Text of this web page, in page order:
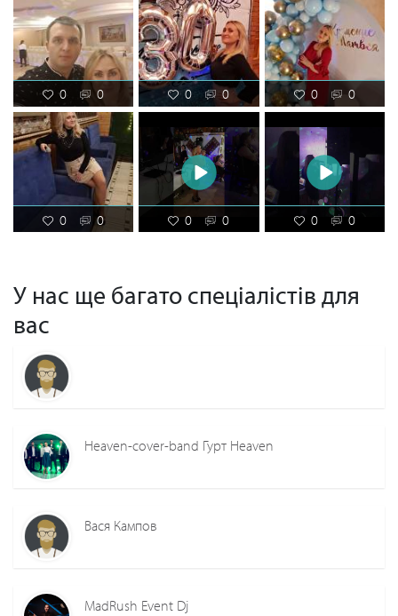
0 0 0 0 0 0
0 0 0 0 0 0
У нас ще багато спеціалістів для
вас
Heaven-cover-band Гурт Heaven
Вася Кампов
MadRush Event Dj